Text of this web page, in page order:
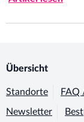
Übersicht
Standorte FAQ
Newsletter